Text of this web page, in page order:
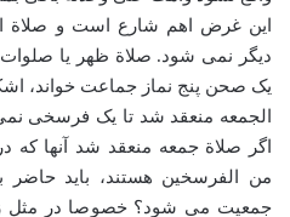
این غرض اهم شارع است و صلاة
دیگر نمی شود. صلاة ظهر یا
یک صحن پنج نماز جماعت خواند،
الجمعه منعقد شد تا یک فرسخی
اگر صلاة جمعه منعقد شد آنها
من الفرسخین هستند، باید
جمعیت می شود؟ خصوصا در مثل